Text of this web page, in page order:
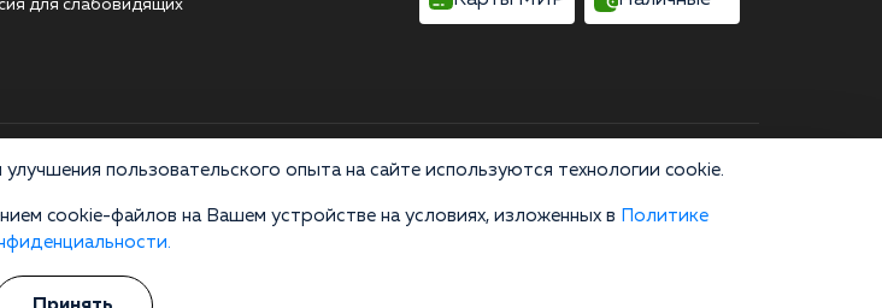
для слабовидящих
Согласие на обработку персональных данных
от 27.08.2021 по адресу: 127083, Московская область, г. Москва, улица 8 Марта, 1с12, подъезд 1
на сайте носят справочный характер, не являются публичной офертой и не заменяют очную
пользовательского опыта на сайте используются технологии cookie.
cookie-файлов на Вашем устройстве на условиях, изложенных в Политике